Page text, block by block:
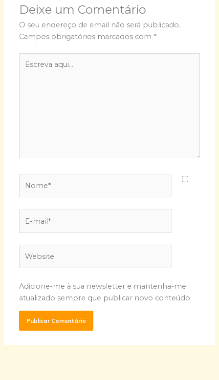
Deixe um Comentário
O seu endereço de email não será publicado.
Campos obrigatórios marcados com *
mail*
Adicione-me à sua newsletter e mantenha-me
atualizado sempre que publicar novo conteúdo